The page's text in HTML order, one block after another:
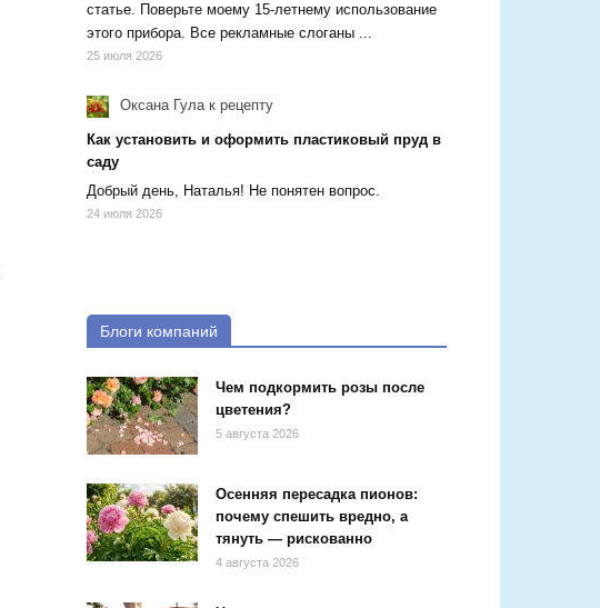
статье. Поверьте моему 15-летнему использование
этого прибора. Все рекламные слоганы ...
25 июля 2026
Оксана Гулак рецепту
Как установить и оформить пластиковый пруд в
саду
Добрый день, Наталья! Не понятен вопрос.
24 июля 2026
Блоги компаний
Чем подкормить розы после
цветения?
5 августа 2026
Осенняя пересадка пионов:
почему спешить вредно, а
тянуть — рискованно
4 августа 2026